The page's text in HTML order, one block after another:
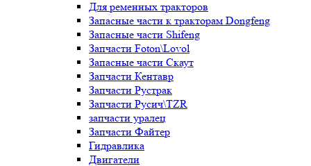
Для ременных тракторов
Запасные части к тракторам Dongfeng
Запасные части Shifeng
Запчасти Foton\Lovol
Запасные части Скаут
Запчасти Кентавр
Запчасти Рустрак
Запчасти Русич\TZR
запчасти уралец
Запчасти Файтер
Гидравлика
Двигатели